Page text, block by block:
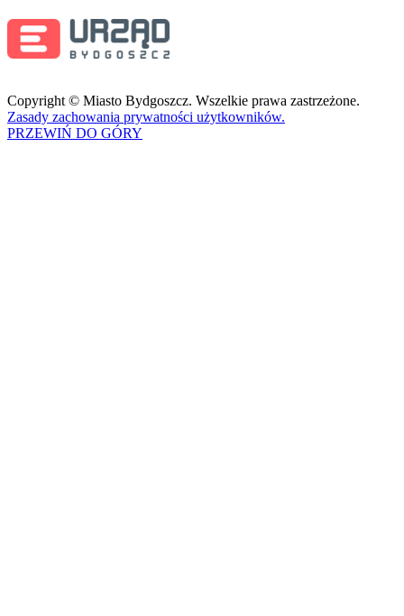
Copyright © Miasto Bydgoszcz. Wszelkie prawa zastrzeżone.
Zasady zachowania prywatności użytkowników.
PRZEWIŃ DO GÓRY